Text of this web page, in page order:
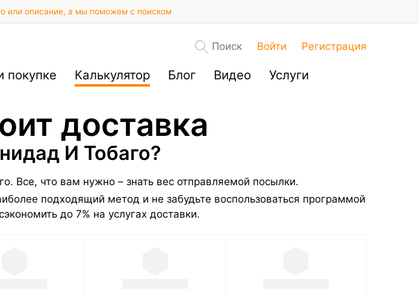
или описание, а мы поможем с поиском
Поиск Войти Регистрация
покупке Калькулятор Блог Видео Услуги
доставка
И Тобаго?
Все, что вам нужно – знать вес отправляемой посылки.
подходящий метод и не забудьте воспользоваться программой
до 7% на услугах доставки.